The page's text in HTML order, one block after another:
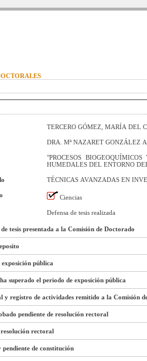
TERCERO GÓMEZ, MARÍA DEL
DRA. Mª NAZARET GONZÁLEZ
"PROCESOS
HUMEDALES DEL ENTORNO
TÉCNICAS AVANZADAS EN
Ciencias
Defensa de tesis realizada
tesis presentada a la Comisión de Doctorado
exposición pública
superado el periodo de exposición pública
y registro de actividades remitido a la Comisión
pendiente de resolución rectoral
rectoral
de constitución